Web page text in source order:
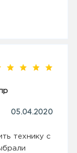
05.04.2020
технику с